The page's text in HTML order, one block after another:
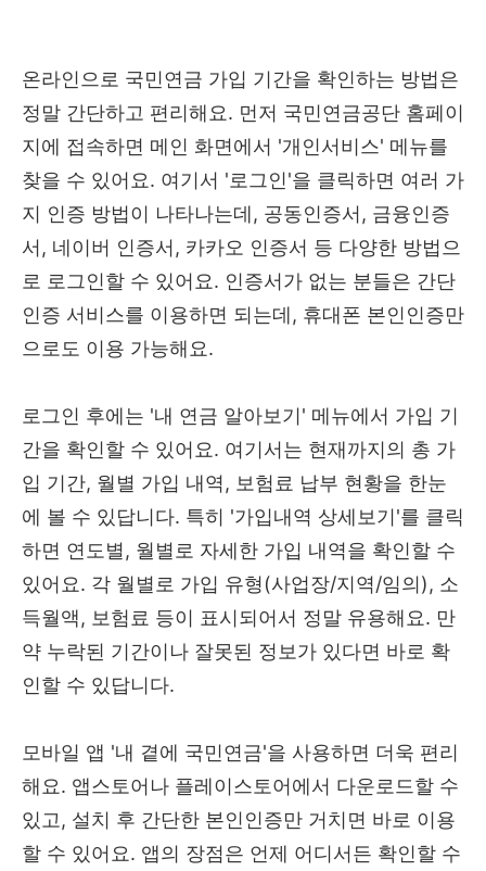
온라인으로 국민연금 가입 기간을 확인하는 방법은
정말 간단하고 편리해요. 먼저 국민연금공단 홈페이
지에 접속하면 메인 화면에서 '개인서비스' 메뉴를
찾을 수 있어요. 여기서 '로그인'을 클릭하면 여러 가
지 인증 방법이 나타나는데, 공동인증서, 금융인증
서, 네이버 인증서, 카카오 인증서 등 다양한 방법으
로 로그인할 수 있어요. 인증서가 없는 분들은 간단
인증 서비스를 이용하면 되는데, 휴대폰 본인인증만
으로도 이용 가능해요.
로그인 후에는 '내 연금 알아보기' 메뉴에서 가입 기
간을 확인할 수 있어요. 여기서는 현재까지의 총 가
입 기간, 월별 가입 내역, 보험료 납부 현황을 한눈
에 볼 수 있답니다. 특히 '가입내역 상세보기'를 클릭
하면 연도별, 월별로 자세한 가입 내역을 확인할 수
있어요. 각 월별로 가입 유형(사업장/지역/임의), 소
득월액, 보험료 등이 표시되어서 정말 유용해요. 만
약 누락된 기간이나 잘못된 정보가 있다면 바로 확
인할 수 있답니다.
모바일 앱 '내 곁에 국민연금'을 사용하면 더욱 편리
해요. 앱스토어나 플레이스토어에서 다운로드할 수
있고, 설치 후 간단한 본인인증만 거치면 바로 이용
할 수 있어요. 앱의 장점은 언제 어디서든 확인할 수